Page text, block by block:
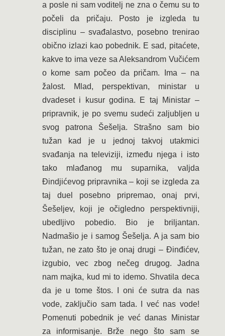
a posle ni sam voditelj ne zna o čemu su to
počeli da pričaju. Posto je izgleda tu
disciplinu – svađalastvo, posebno trenirao
obično izlazi kao pobednik. E sad, pitaćete,
kakve to ima veze sa Aleksandrom Vučićem
o kome sam počeo da pričam. Ima – na
žalost. Mlad, perspektivan, ministar u
dvadeset i kusur godina. E taj Ministar –
pripravnik, je po svemu sudeći zaljubljen u
svog patrona Šešelja. Strašno sam bio
tužan kad je u jednoj takvoj utakmici
svađanja na televiziji, između njega i isto
tako mlađanog mu suparnika, valjda
Đindjićevog pripravnika – koji se izgleda za
taj duel posebno pripremao, onaj prvi,
Šešeljev, koji je očigledno perspektivniji,
ubedljivo pobedio. Bio je briljantan.
Nadmašio je i samog Šešelja. A ja sam bio
tužan, ne zato što je onaj drugi – Đinđićev,
izgubio, vec zbog nečeg drugog. Jadna
nam majka, kud mi to idemo. Shvatila deca
da je u tome štos. I oni će sutra da nas
vode, zaključio sam tada. I već nas vode!
Pomenuti pobednik je već danas Ministar
za informisanje. Brže nego što sam se